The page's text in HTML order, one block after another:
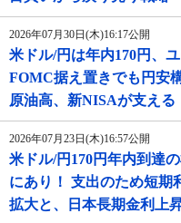
2026年07月30日(木)16:17公開
米ドル/円は年内170円、
FOMC据え置きでも円安
原油高、新NISAが支える
2026年07月23日(木)16:57公開
米ドル/円170円年内到達
にあり！ 支出のため短期
拡大と、日本長期金利上